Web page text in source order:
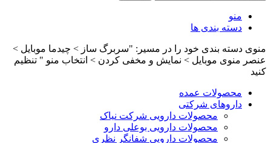
منو
دسته بندی ها
منوی دسته بندی خود را در مسیر: "سربرگ ساز > چیدما موبایل >
عنصر منوی موبایل > نمایش و مخفی کردن > انتخاب منو " تنظیم
کنید
محصولات عمده
داروهای شرکتی
محصولات دارویی شرکت نیاک
محصولات دارویی بوعلی دارو
محصولات دارویی شفانگر نظری